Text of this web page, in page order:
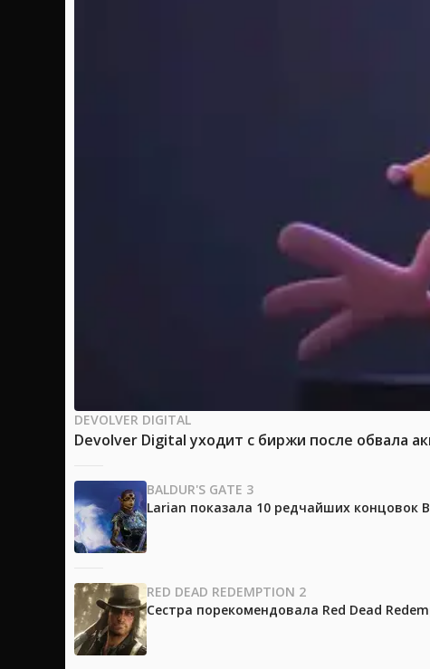
DEVOLVER DIGITAL
Devolver Digital уходит с биржи после обвала
BALDUR'S GATE 3
Larian показала 10 редчайших концовок
RED DEAD REDEMPTION 2
Сестра порекомендовала Red Dead